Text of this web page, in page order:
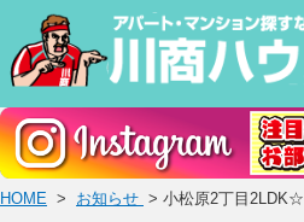
HOME > お知らせ > 小松原2丁目2LDK☆